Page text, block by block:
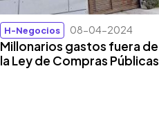
H-Negocios 08-04-2024
Millonarios gastos fuera de
la Ley de Compras Públicas